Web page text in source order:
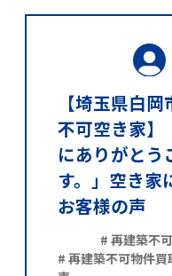
【埼玉県白
不可空き家】
にありがとう
す。」空き家
お客様の声
# 再建築不
# 再建築不可物件買